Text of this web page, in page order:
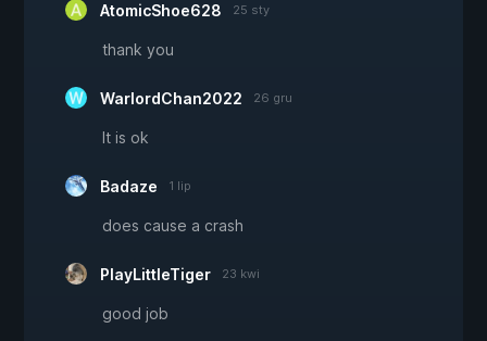
AtomicShoe628 25 sty
thank you
WarlordChan2022 26 gru
It is ok
Badaze 1 lip
does cause a crash
PlayLittleTiger 23 kwi
good job